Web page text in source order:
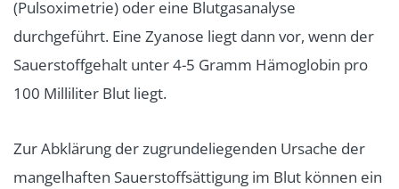
(Pulsoximetrie) oder eine Blutgasanalyse
durchgeführt. Eine Zyanose liegt dann vor, wenn der
Sauerstoffgehalt unter 4-5 Gramm Hämoglobin pro
100 Milliliter Blut liegt.
Zur Abklärung der zugrundeliegenden Ursache der
mangelhaften Sauerstoffsättigung im Blut können ein